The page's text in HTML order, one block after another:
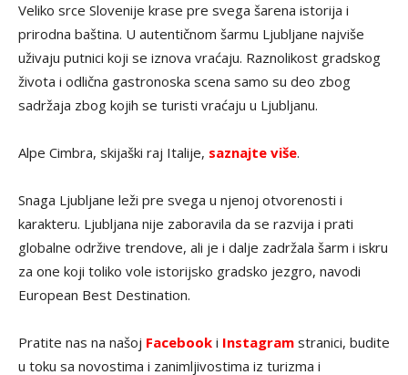
Veliko srce Slovenije krase pre svega šarena istorija i
prirodna baština. U autentičnom šarmu Ljubljane najviše
uživaju putnici koji se iznova vraćaju. Raznolikost gradskog
života i odlična gastronoska scena samo su deo zbog
sadržaja zbog kojih se turisti vraćaju u Ljubljanu.
Alpe Cimbra, skijaški raj Italije, saznajte više.
Snaga Ljubljane leži pre svega u njenoj otvorenosti i
karakteru. Ljubljana nije zaboravila da se razvija i prati
globalne održive trendove, ali je i dalje zadržala šarm i iskru
za one koji toliko vole istorijsko gradsko jezgro, navodi
European Best Destination.
Pratite nas na našoj Facebook i Instagram stranici, budite
u toku sa novostima i zanimljivostima iz turizma i